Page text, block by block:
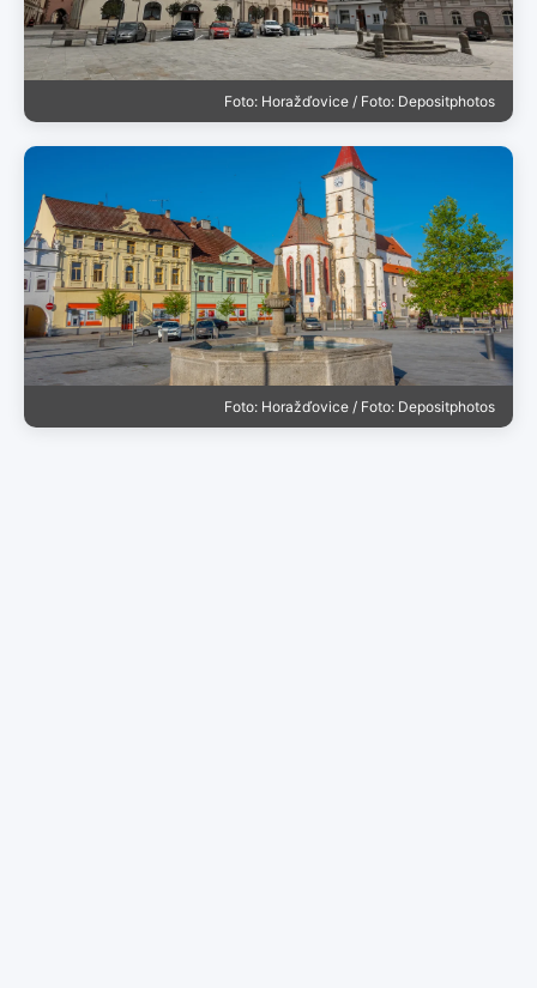
Foto: Horažďovice / Foto: Depositphotos
Foto: Horažďovice / Foto: Depositphotos